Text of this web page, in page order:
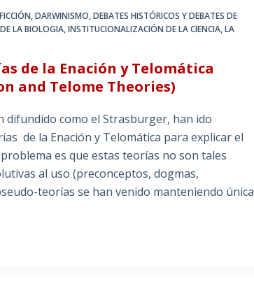
,DARWINISMO,DEBATES HISTÓRICOS Y DEBATES DE
LA BIOLOGIA,INSTITUCIONALIZACIÓN DE LA CIENCIA,LA
de la Enación y Telomática
and Telome Theories)
como el Strasburger, han ido
de la Enación y Telomática para explicar el
es que estas teorías no son tales
al uso (preconceptos, dogmas,
teorías se han venido manteniendo única